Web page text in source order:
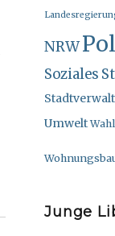
NRW
Soziales
Umwelt
Junge